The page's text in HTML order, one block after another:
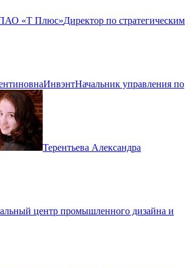
«Т Плюс»Директор по стратегическим
ИнвэнтНачальник управления по
Терентьева Александра
центр промышленного дизайна и